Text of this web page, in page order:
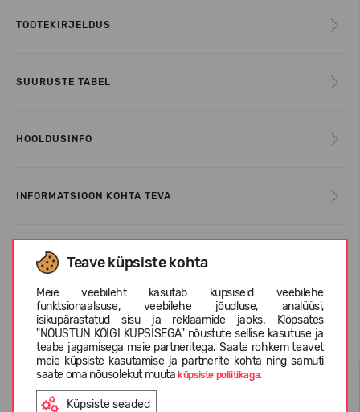
Teave küpsiste kohta
Meie veebileht kasutab küpsiseid veebilehe
funktsionaalsuse, veebilehe jõudluse, analüüsi,
isikupärastatud sisu ja reklaamide jaoks. Klõpsates
"NÕUSTUN KÕIGI KÜPSISEGA" nõustute sellise kasutuse ja
teabe jagamisega meie partneritega. Saate rohkem teavet
meie küpsiste kasutamise ja partnerite kohta ning samuti
saate oma nõusolekut muutaküpsiste poliitikaga.
Küpsiste seaded
TOOTEKIRJELDUS
SUURUSTE TABEL
HOOLDUSINFO
INFORMATSIOON KOHTA TEVA
KLIENTIDE ARVUSTUSED (0)
Sarnased tooted